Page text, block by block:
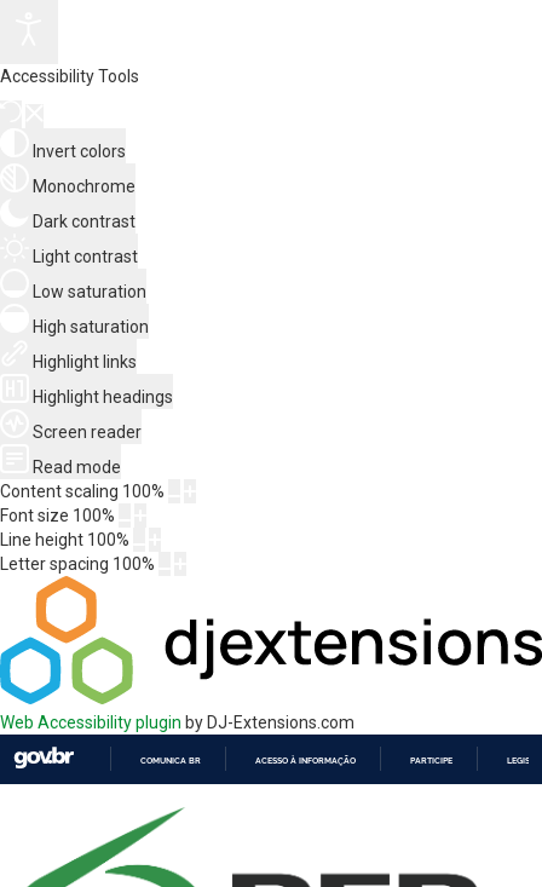
Accessibility Tools
Invert colors
Monochrome
Dark contrast
Light contrast
Low saturation
High saturation
Highlight links
Highlight headings
Screen reader
Read mode
Content scaling 100%
Font size 100%
Line height 100%
Letter spacing 100%
Web Accessibility plugin by DJ-Extensions.com
COMUNICA BR ACESSO À INFORMAÇÃO PARTICIPE